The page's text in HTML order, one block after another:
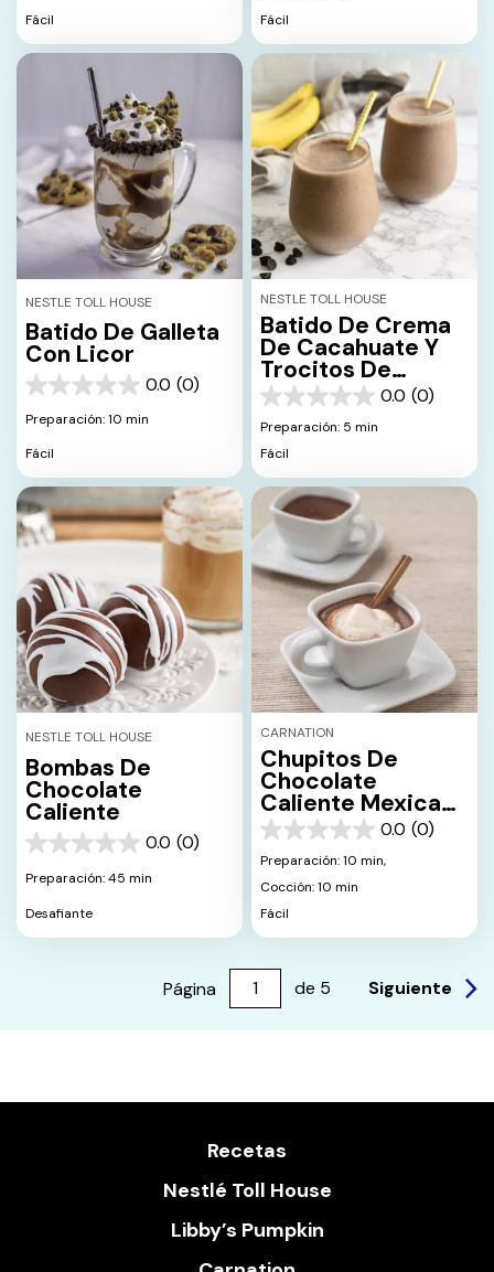
Fácil
estrellas.
Fácil
NESTLE TOLL HOUSE
Batido De Galleta
Con Licor
0.0 (0)
0.0
de
estrellas.
Preparación: 10 min
Fácil
NESTLE TOLL HOUSE
Batido De Crema
De Cacahuate Y
Trocitos De
Chocolate 0.0 (0)
0.0
de
estrellas.
Preparación: 5 min
Fácil
NESTLE TOLL HOUSE
Bombas De
Chocolate
Caliente
0.0 (0)
0.0
de
estrellas.
Preparación: 45 min
Desafiante
CARNATION
Chupitos De
Chocolate
Caliente Mexicano
Con Espuma
Picante
0.0 (0)
0.0
de
estrellas.
Preparación: 10 min,
Cocción: 10 min
Fácil
Página de 5 Siguiente
Recetas
Nestlé Toll House
Libby’s Pumpkin